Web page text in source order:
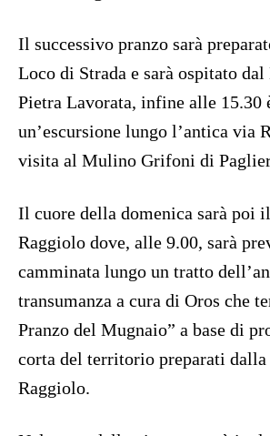
Il successivo pranzo sarà
Loco di Strada e sarà ospitato
Pietra Lavorata, infine alle 15.30
un’escursione lungo l’antica via
visita al Mulino Grifoni di
Il cuore della domenica sarà poi
Raggiolo dove, alle 9.00, sarà
camminata lungo un tratto
transumanza a cura di Oros che
Pranzo del Mugnaio” a base di
corta del territorio preparati
Raggiolo.